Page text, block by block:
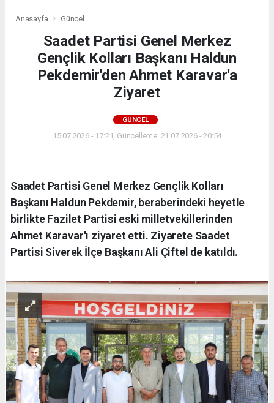
Anasayfa Güncel
Saadet Partisi Genel Merkez
Gençlik Kolları Başkanı Haldun
Pekdemir'den Ahmet Karavar'a
Ziyaret
GÜNCEL
15.07.2026 - 17:21, Güncelleme: 21.07.2026 - 20:54
Saadet Partisi Genel Merkez Gençlik Kolları
Başkanı Haldun Pekdemir, beraberindeki heyetle
birlikte Fazilet Partisi eski milletvekillerinden
Ahmet Karavar'ı ziyaret etti. Ziyarete Saadet
Partisi Siverek İlçe Başkanı Ali Çiftel de katıldı.